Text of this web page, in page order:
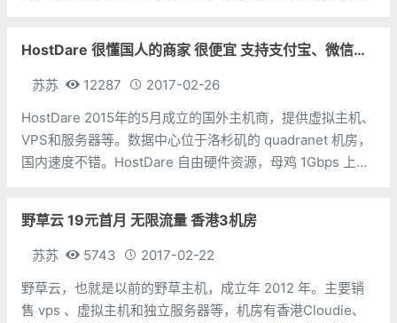
HostDare 很懂国人的商家 很便宜 支持支付宝、微信支付
苏苏 12287
2017-02-26
HostDare 2015年的5月成立的国外主机商，提供虚拟主机、
VPS和服务器等。数据中心位于洛杉矶的 quadranet 机房，
国内速度不错。HostDare 自由硬件资源，母鸡 1Gbps 上行
野草云 19元首月 无限流量 香港3机房
苏苏 5743
2017-02-22
野草云，也就是以前的野草主机，成立年 2012 年。主要销
售 vps 、虚拟主机和独立服务器等，机房有香港Cloudie、